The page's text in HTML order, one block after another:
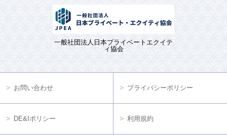
一般社団法人日本プライベートエクイテ
ィ協会
お問い合わせ プライバシーポリシー
DE&Iポリシー 利用規約